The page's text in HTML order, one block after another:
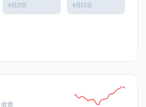
4月21日 4月22日
收盘